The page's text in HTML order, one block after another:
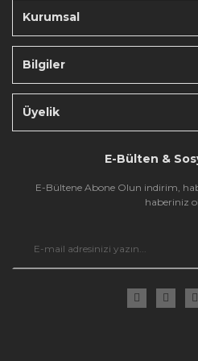
Kurumsal
Bilgiler
Üyelik
E-Bülten &
E-Bültene Abone Olun indirim,
haberiniz